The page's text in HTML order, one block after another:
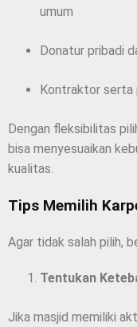
umum
Donatur pribadi
Kontraktor serta
Dengan fleksibilitas
bisa menyesuaikan
kualitas.
Tips Memilih
Agar tidak salah pilih,
Tentukan
Jika masjid memiliki